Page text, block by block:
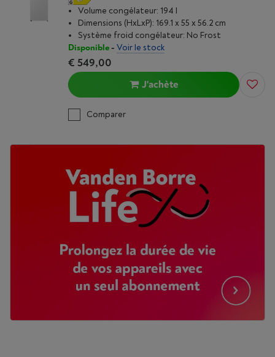
Volume congélateur: 194 l
Dimensions (HxLxP): 169.1 x 55 x 56.2 cm
Système froid congélateur: No Frost
Disponible- Voir le stock
€ 549,00
J'achète
Comparer